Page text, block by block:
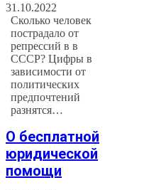
31.10.2022
Сколько человек
пострадало от
репрессий в в
СССР? Цифры в
зависимости от
политических
предпочтений
разнятся…
О бесплатной
юридической
помощи